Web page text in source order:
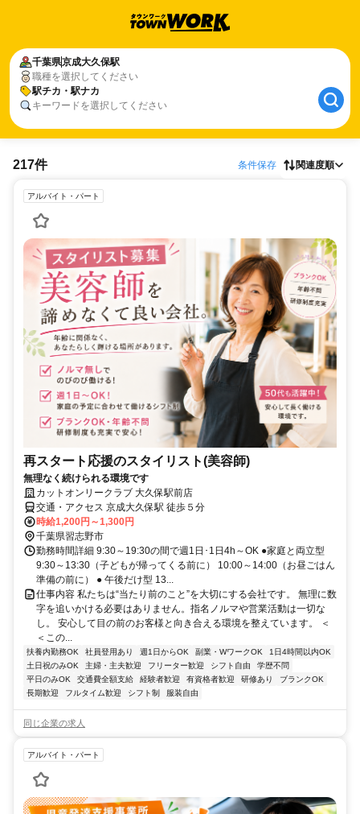
千葉県京成大久保駅
職種を選択してください
駅チカ・駅ナカ
キーワードを選択してください
217件 条件保存 関連度順
アルバイト・パート
再スタート応援のスタイリスト(美容師)
無理なく続けられる環境です
カットオンリークラブ 大久保駅前店
交通・アクセス 京成大久保駅 徒歩５分
時給1,200円～1,300円
千葉県習志野市
勤務時間詳細 9:30～19:30の間で週1日･1日4h～OK ●家庭と両立型
9:30～13:30（子どもが帰ってくる前に） 10:00～14:00（お昼ごはん
準備の前に） ● 午後だけ型 13...
仕事内容 私たちは“当たり前のこと”を大切にする会社です。 無理に数
字を追いかける必要はありません。指名ノルマや営業活動は一切な
し。 安心して目の前のお客様と向き合える環境を整えています。 ＜
＜この...
扶養内勤務OK 社員登用あり 週1日からOK 副業・WワークOK
1日4時間以内OK
土日祝のみOK
主婦・主夫歓迎 フリーター歓迎 シフト自由
学歴不問
平日のみOK
交通費全額支給 経験者歓迎 有資格者歓迎 研修あり
ブランクOK
長期歓迎
フルタイム歓迎 シフト制 服装自由
同じ企業の求人
アルバイト・パート